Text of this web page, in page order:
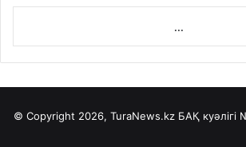
...
© Copyright 2026, TuraNews.kz БАҚ куәлігі